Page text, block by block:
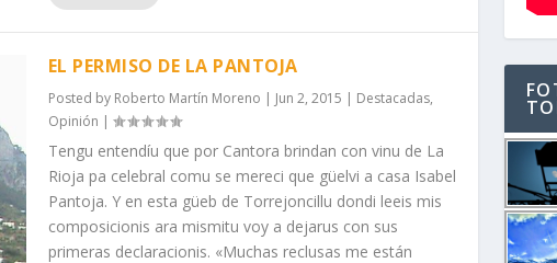
EL PERMISO DE LA PANTOJA
Posted by Roberto Martín Moreno | Jun 2, 2015 | Destacadas,
Opinión |
Tengu entendíu que por Cantora brindan con vinu de La
Rioja pa celebral comu se mereci que güelvi a casa Isabel
Pantoja. Y en esta güeb de Torrejoncillu dondi leeis mis
composicionis ara mismitu voy a dejarus con sus
primeras declaracionis. «Muchas reclusas me están